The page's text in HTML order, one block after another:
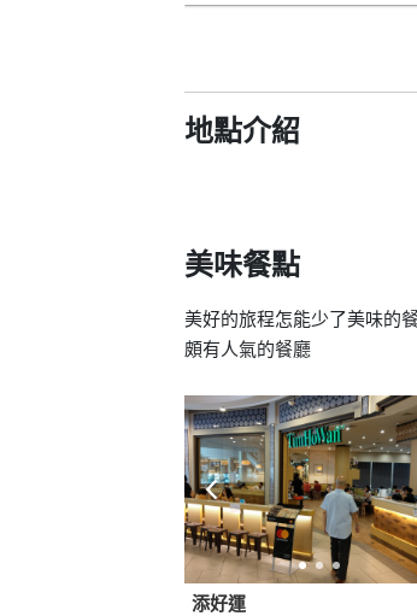
地點介紹
美味餐點
美好的旅程怎能少了美味的
頗有人氣的餐廳
添好運